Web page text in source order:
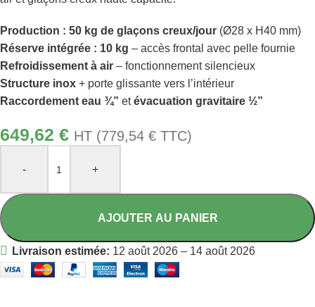
Production : 50 kg de glaçons creux/jour (Ø28 x H40 mm)
Réserve intégrée : 10 kg – accès frontal avec pelle fournie
Refroidissement à air – fonctionnement silencieux
Structure inox + porte glissante vers l’intérieur
Raccordement eau ¾” etévacuation gravitaire ½”
649,62 € HT (779,54 € TTC)
- +
AJOUTER AU PANIER
Livraison estimée: 12 août 2026 – 14 août 2026